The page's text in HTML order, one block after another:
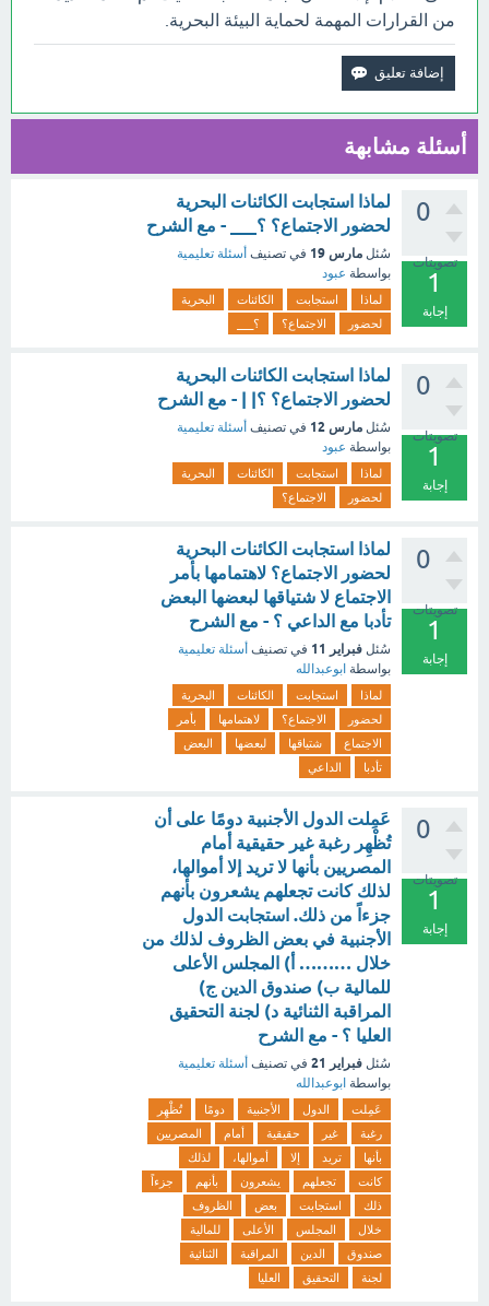
من القرارات المهمة لحماية البيئة البحرية.
أسئلة مشابهة
0
تصويتات
1
إجابة
لماذا استجابت الكائنات البحرية
لحضور الاجتماع؟ ؟___ - مع الشرح
سُئل مارس 19 في تصنيف أسئلة تعليمية
بواسطة عبود
لماذا استجابت الكائنات
البحرية
لحضور
الاجتماع؟ ؟___
0
تصويتات
1
إجابة
لماذا استجابت الكائنات البحرية
لحضور الاجتماع؟ ؟| | - مع الشرح
سُئل مارس 12 في تصنيف أسئلة تعليمية
بواسطة عبود
لماذا استجابت الكائنات
البحرية
لحضور
الاجتماع؟
0
تصويتات
1
إجابة
لماذا استجابت الكائنات البحرية
لحضور الاجتماع؟ لاهتمامها بأمر
الاجتماع لا شتياقها لبعضها البعض
تأدبا مع الداعي ؟ - مع الشرح
سُئل فبراير 11 في تصنيف أسئلة تعليمية
بواسطة ابوعبدالله
لماذا استجابت الكائنات
البحرية
لحضور
الاجتماع؟ لاهتمامها
بأمر
الاجتماع
شتياقها لبعضها
البعض
تأدبا
الداعي
0
تصويتات
1
إجابة
عَمِلت الدول الأجنبية دومًا على أن
تُظْهِر رغبة غير حقيقية أمام
المصريين بأنها لا تريد إلا أموالها،
لذلك كانت تجعلهم يشعرون بأنهم
جزءاً من ذلك. استجابت الدول
الأجنبية في بعض الظروف لذلك من
خلال ……… أ) المجلس الأعلى
للمالية ب) صندوق الدين ج)
المراقبة الثنائية د) لجنة التحقيق
العليا ؟ - مع الشرح
سُئل فبراير 21 في تصنيف أسئلة تعليمية
بواسطة ابوعبدالله
عَمِلت الدول الأجنبية دومًا
تُظْهِر
رغبة
غير حقيقية أمام
المصريين
بأنها
تريد إلا أموالها،
لذلك
كانت
تجعلهم يشعرون بأنهم
جزءاً
ذلك
استجابت بعض
الظروف
خلال
المجلس الأعلى
للمالية
صندوق
الدين المراقبة
الثنائية
لجنة
التحقيق العليا